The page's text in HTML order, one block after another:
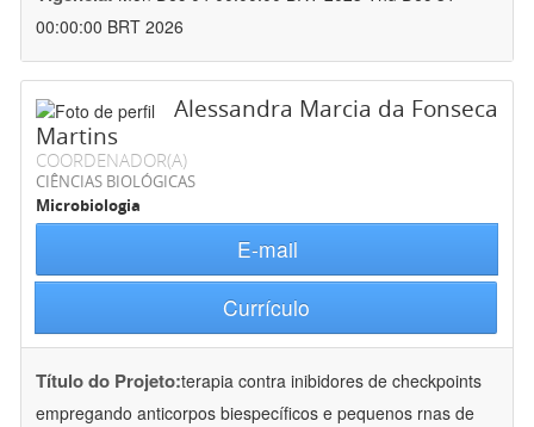
00:00:00 BRT 2026
Alessandra Marcia da Fonseca
Martins
COORDENADOR(A)
CIÊNCIAS BIOLÓGICAS
Microbiologia
E-mail
Currículo
Título do Projeto:terapia contra inibidores de checkpoints
empregando anticorpos biespecíficos e pequenos rnas de